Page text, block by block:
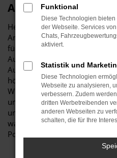
Autohaus Stiglmayr
Herzlich willkommen bei
Anlaufstelle für exzellente VW
für Schrobenhausen und
Autohaus ist stolz darauf,
Auswahl an VW Polo
höchste Standards in Sachen
Wir sind seit Jahren Ihr
um erstklassige Automobile
unsere beeindruckende VW
warum Autohaus Stiglmayr die
Polo Jahreswagen Liebhaber ist.
Funktional
Diese Technologien
der Webseite. Services
Chats,
aktiviert.
Statistik und
Diese Technologien
Webseite zu analysieren,
verbessern. Zudem
dritten Werbetreibenden
anderen Webseiten zu
schalten, die für Ihre